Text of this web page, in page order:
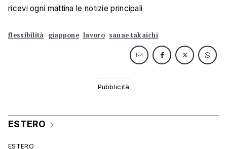
ricevi ogni mattina le notizie principali
flessibilità giappone lavoro sanae takaichi
ESTERO
ESTERO